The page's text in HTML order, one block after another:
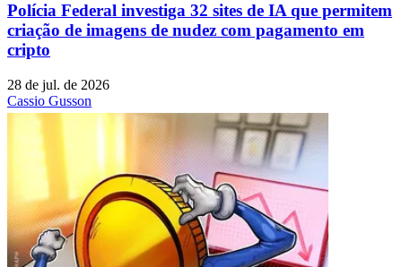
Polícia Federal investiga 32 sites de IA que permitem
criação de imagens de nudez com pagamento em
cripto
28 de jul. de 2026
Cassio Gusson